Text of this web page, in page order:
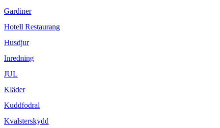
Gardiner
Hotell Restaurang
Husdjur
Inredning
JUL
Kläder
Kuddfodral
Kvalsterskydd